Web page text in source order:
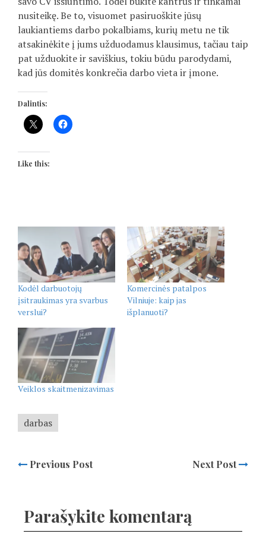
nusiteikę. Be to, visuomet pasiruoškite jūsų
laukiantiems darbo pokalbiams, kurių metu ne tik
atsakinėkite į jums užduodamus klausimus, tačiau taip
pat užduokite ir saviškius, tokiu būdu parodydami,
kad jūs domitės konkrečia darbo vieta ir įmone.
Dalintis:
Like this:
Kodėl darbuotojų
įsitraukimas yra svarbus
verslui?
Komercinės patalpos
Vilniuje: kaip jas
išplanuoti?
Veiklos skaitmenizavimas
darbas
Previous Post Next Post
Parašykite komentarą